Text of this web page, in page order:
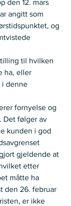
den 12. mars
angitt som
og
til hvilken
ha, eller
i denne
fornyelse og
Det følger av
kunden i god
gjeldende at
etter
måtte ha
den 26. februar
er ikke